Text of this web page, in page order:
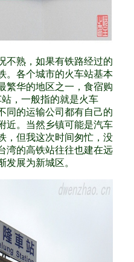
不熟，如果有铁路经过的
。各个城市的火车站基本
繁华的地区之一，食宿购
，一般指的就是火车
同的运输公司都有自己的
近。当然乡镇可能是汽车
，但我这次时间匆忙，没
湾的高铁站往往也建在远
发展为新城区。